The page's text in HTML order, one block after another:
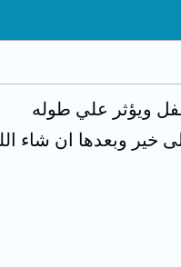
ويؤثر علي طوله
خير وبعدها ان شاء